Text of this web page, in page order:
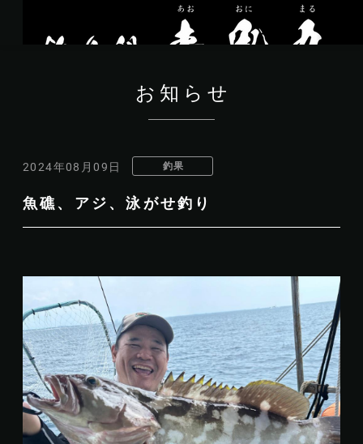
お知らせ
2024年08月09日 釣果
魚礁、アジ、泳がせ釣り